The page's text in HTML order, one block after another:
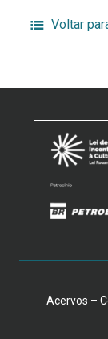
Voltar
Acervos –